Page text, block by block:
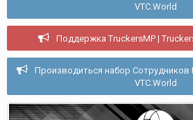
VTC.World
Поддержка TruckersMP |
Производиться набор
VTC.World